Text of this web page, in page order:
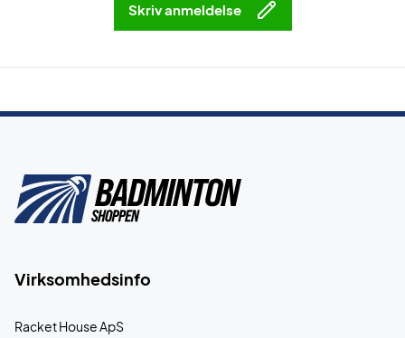
Skriv anmeldelse
Virksomhedsinfo
Racket House ApS